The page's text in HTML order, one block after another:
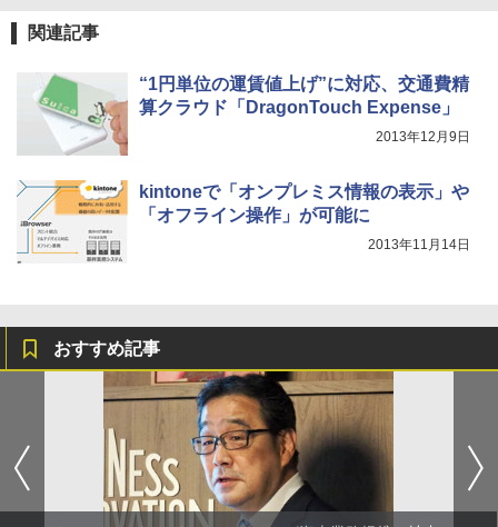
関連記事
“1円単位の運賃値上げ”に対応、交通費精
算クラウド「DragonTouch Expense」
2013年12月9日
kintoneで「オンプレミス情報の表示」や
「オフライン操作」が可能に
2013年11月14日
おすすめ記事